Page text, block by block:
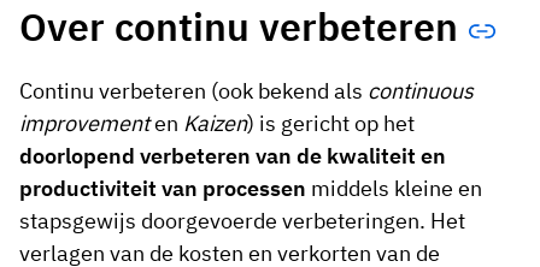
Over continu verbeteren
Continu verbeteren (ook bekend als continuous
improvementen Kaizen) is gericht op het
doorlopend verbeteren van de kwaliteit en
productiviteit van processen middels kleine en
stapsgewijs doorgevoerde verbeteringen. Het
verlagen van de kosten en verkorten van de